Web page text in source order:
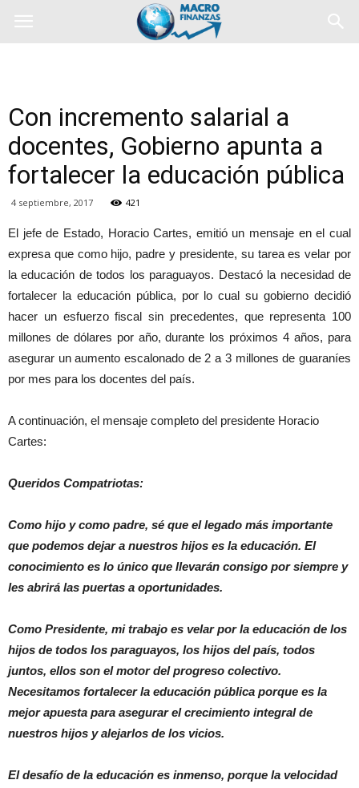
Con incremento salarial a
docentes, Gobierno apunta a
fortalecer la educación pública
4 septiembre, 2017 421
El jefe de Estado, Horacio Cartes, emitió un mensaje en el cual
expresa que como hijo, padre y presidente, su tarea es velar por
la educación de todos los paraguayos. Destacó la necesidad de
fortalecer la educación pública, por lo cual su gobierno decidió
hacer un esfuerzo fiscal sin precedentes, que representa 100
millones de dólares por año, durante los próximos 4 años, para
asegurar un aumento escalonado de 2 a 3 millones de guaraníes
por mes para los docentes del país.
A continuación, el mensaje completo del presidente Horacio
Cartes:
Queridos Compatriotas:
Como hijo y como padre, sé que el legado más importante
que podemos dejar a nuestros hijos es la educación. El
conocimiento es lo único que llevarán consigo por siempre y
les abrirá las puertas a oportunidades.
Como Presidente, mi trabajo es velar por la educación de los
hijos de todos los paraguayos, los hijos del país, todos
juntos, ellos son el motor del progreso colectivo.
Necesitamos fortalecer la educación pública porque es la
mejor apuesta para asegurar el crecimiento integral de
nuestros hijos y alejarlos de los vicios.
El desafío de la educación es inmenso, porque la velocidad